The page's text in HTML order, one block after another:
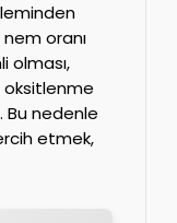
oranı
olması,
oksitlenme
Bu nedenle
etmek,